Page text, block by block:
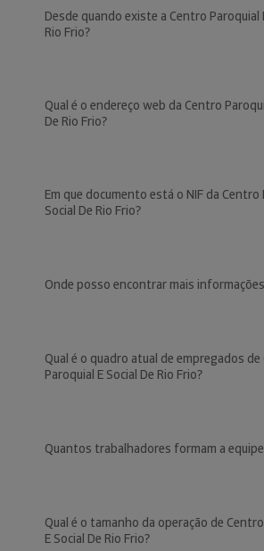
Desde quando existe a Centro Paroquial
Rio Frio?
Qual é o endereço web da Centro
De Rio Frio?
Em que documento está o NIF da Centro
Social De Rio Frio?
Onde posso encontrar mais
Qual é o quadro atual de empregados
Paroquial E Social De Rio Frio?
Quantos trabalhadores formam a
Qual é o tamanho da operação de
E Social De Rio Frio?